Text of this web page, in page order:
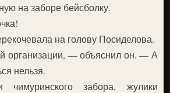
на заборе бейсболку.
на голову Посиделова.
— объяснил он. — А
нельзя.
чимуринского забора, жулики